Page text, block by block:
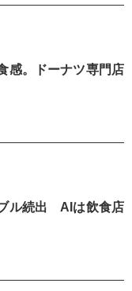
感。ドーナツ専門店
ブル続出 AIは飲食店